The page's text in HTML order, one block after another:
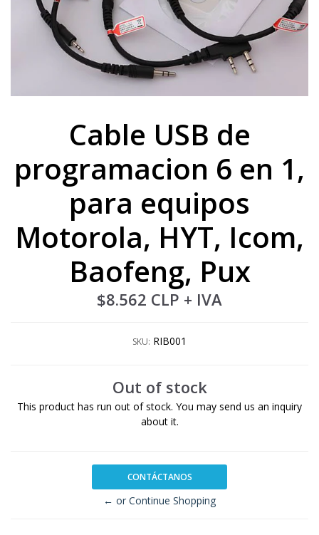
Cable USB de
programacion 6 en 1,
para equipos
Motorola, HYT, Icom,
Baofeng, Pux
$8.562 CLP + IVA
SKU: RIB001
Out of stock
This product has run out of stock. You may send us an inquiry
about it.
CONTÁCTANOS
← or Continue Shopping